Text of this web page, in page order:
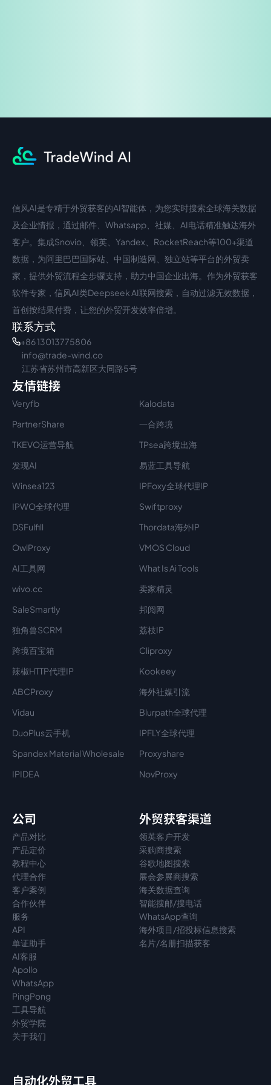
中文入口
信风AI是专精于外贸获客的AI智能体，为您实时搜索全球海关数据
及企业情报，通过邮件、Whatsapp、社媒、AI电话精准触达海外
客户。集成Snovio、领英、Yandex、RocketReach等100+渠道
数据，为阿里巴巴国际站、中国制造网、独立站等平台的外贸卖
家，提供外贸流程全步骤支持，助力中国企业出海。作为外贸获客
软件专家，信风AI类Deepseek AI联网搜索，自动过滤无效数据，
首创按结果付费，让您的外贸开发效率倍增。
联系方式
+86 13013775806
info@trade-wind.co
江苏省苏州市高新区大同路5号
友情链接
Veryfb
Kalodata
PartnerShare
一合跨境
TKEVO运营导航
TPsea跨境出海
发现AI
易蓝工具导航
Winsea123
IPFoxy全球代理IP
IPWO全球代理
Swiftproxy
DSFulfill
Thordata海外IP
OwlProxy
VMOS Cloud
AI工具网
What Is Ai Tools
wivo.cc
卖家精灵
SaleSmartly
邦阅网
独角兽SCRM
荔枝IP
跨境百宝箱
Cliproxy
辣椒HTTP代理IP
Kookeey
ABCProxy
海外社媒引流
Vidau
Blurpath全球代理
DuoPlus云手机
IPFLY全球代理
Spandex Material Wholesale​
Proxyshare
IPIDEA
NovProxy
公司
产品对比
产品定价
教程中心
代理合作
客户案例
合作伙伴
服务
API
单证助手
AI客服
Apollo
WhatsApp
PingPong
工具导航
外贸学院
关于我们
外贸获客渠道
领英客户开发
采购商搜索
谷歌地图搜索
展会参展商搜索
海关数据查询
智能搜邮/搜电话
WhatsApp查询
海外项目/招投标信息搜索
名片/名册扫描获客
自动化外贸工具